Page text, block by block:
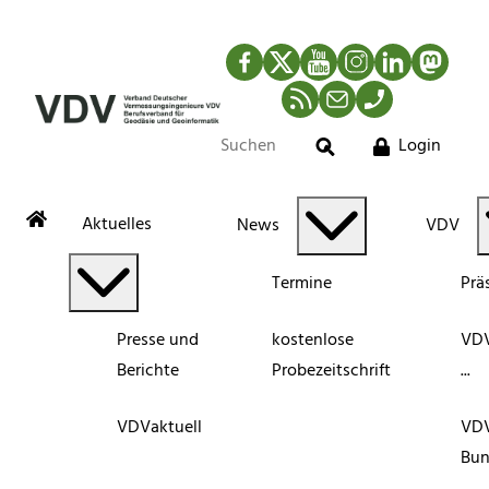
Facebook
TwitterYouTubeInstagram
LinkedIn
RSS-Newsfeed
MailTelefon
Suche
Login
Aktuelles
Presse und
Berichte
VDVaktuell
News
Termine
kostenlose
Probezeitschrift
VDV
...